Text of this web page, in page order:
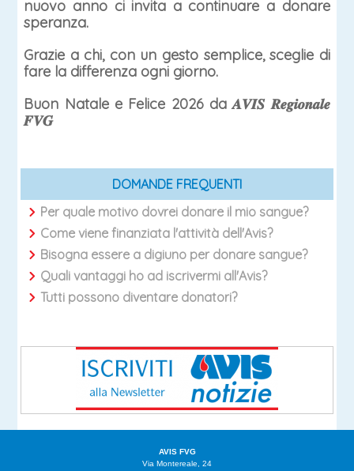
nuovo anno ci invita a continuare a donare
speranza.
Grazie a chi, con un gesto semplice, sceglie di
fare la differenza ogni giorno.
Buon Natale e Felice 2026 da 𝑨𝑽𝑰𝑺 𝑹𝒆𝒈𝒊𝒐𝒏𝒂𝒍𝒆
𝑭𝑽𝑮
DOMANDE FREQUENTI
Per quale motivo dovrei donare il mio sangue?
Come viene finanziata l'attività dell'Avis?
Bisogna essere a digiuno per donare sangue?
Quali vantaggi ho ad iscrivermi all'Avis?
Tutti possono diventare donatori?
AVIS FVG
Via Montereale, 24